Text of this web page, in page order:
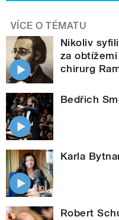
VÍCE O TÉMATU
Nikoliv
za
chirurg
Bedřich
Karla
Robert